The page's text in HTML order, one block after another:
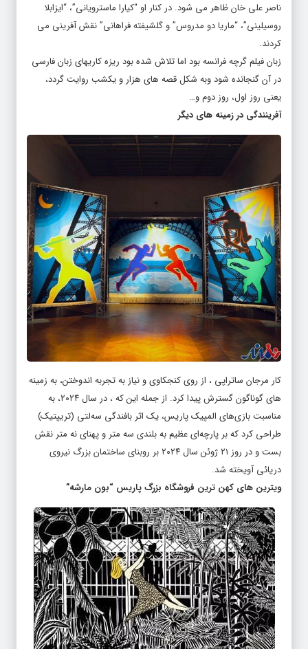
ناصر علی خان ظاهر می شود. در کنار او “کیارا ماسترویانی”، “ایزابلا
روسیلینی”، “ماریا دو مدروس” و گلشیفته فراهانی” نقش آفرینی می
کردند.
زبان فیلم گرچه فرانسه بود اما تلاش شده بود ریزه کاریهای زبان فارسی
در آن گنجانده شود وبه شکل قصه های هزار و یکشب روایت گردد،
یعنی روز اول، روز دوم و…
آفرینندگی در زمینه های دیگر
کار مرجان ساتراپی ، از روی کنجکاوی و نیاز به تجربه اندوختن، به زمینه
های گوناگون گسترش پیدا کرد. از جمله این که ، در سال ۲۰۲۴، به
مناسبت بازی‌های المپیک پاریس، یک اثر بافندگی سه‌لتی (تریپتیک)
طراحی کرد که بر پارچه‌ای عظیم به بلندی سه متر و پهنای نه متر نقش
بست و در روز ۲۱ ژوئن سال ۲۰۲۴ بر روبنای ساختمان بزرگ نیروی
دریائی آویخته شد.
ویترین های کهن ترین فروشگاه بزرگ پاریس “بون مارشه”